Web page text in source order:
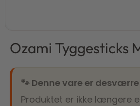
Ozami Tyggesticks
🐾 Denne vare er
Produktet er ikke længere